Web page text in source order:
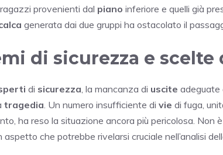
ragazzi provenienti dal piano inferiore e quelli già
generata dai due gruppi ha ostacolato il
di sicurezza e
di sicurezza, la mancanza di uscite adeguate
tragedia. Un numero insufficiente di vie di fuga,
ha reso la situazione ancora più pericolosa. Non
aspetto che potrebbe rivelarsi cruciale nell’analisi